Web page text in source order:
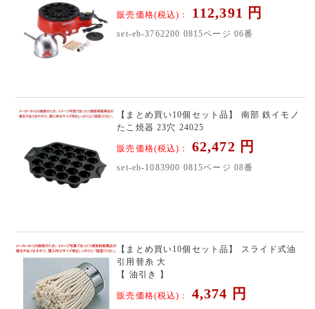
販売価格(税込)： 112,391 円
set-eb-3762200 0815ページ 06番
【まとめ買い10個セット品】 南部 鉄イモノ
たこ焼器 23穴 24025
販売価格(税込)： 62,472 円
set-eb-1083900 0815ページ 08番
【まとめ買い10個セット品】 スライド式油
引用替糸 大
【 油引き 】
販売価格(税込)： 4,374 円